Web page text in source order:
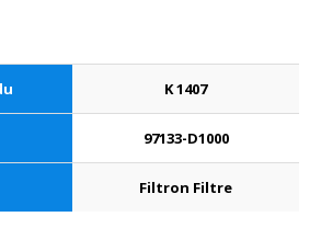
K 1407
97133-D1000
Filtron Filtre